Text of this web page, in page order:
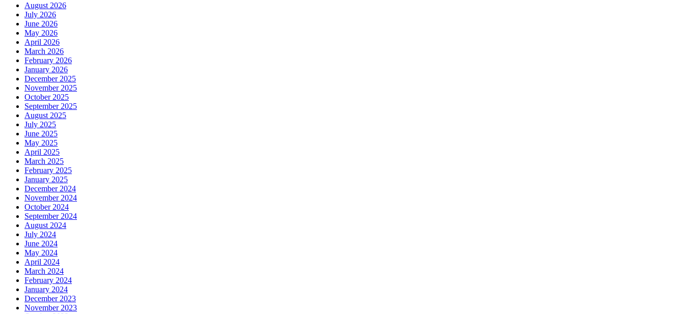
August 2026
July 2026
June 2026
May 2026
April 2026
March 2026
February 2026
January 2026
December 2025
November 2025
October 2025
September 2025
August 2025
July 2025
June 2025
May 2025
April 2025
March 2025
February 2025
January 2025
December 2024
November 2024
October 2024
September 2024
August 2024
July 2024
June 2024
May 2024
April 2024
March 2024
February 2024
January 2024
December 2023
November 2023